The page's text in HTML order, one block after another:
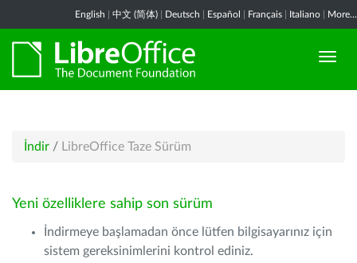
English 中文 (简体) Deutsch Español Français Italiano More...
İndir / LibreOffice Taze Sürüm
Yeni özelliklere sahip son sürüm
İndirmeye başlamadan önce lütfen bilgisayarınız için
sistem gereksinimlerini kontrol ediniz.